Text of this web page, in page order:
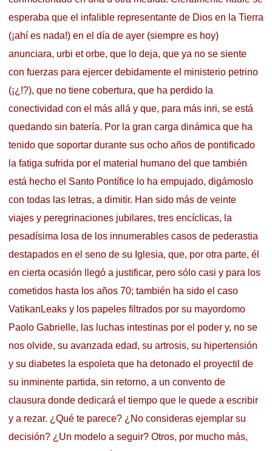
esperaba que el infalible representante de Dios en la Tierra
(¡ahí es nada!) en el día de ayer (siempre es hoy)
anunciara, urbi et orbe, que lo deja, que ya no se siente
con fuerzas para ejercer debidamente el ministerio petrino
(¡¿!?), que no tiene cobertura, que ha perdido la
conectividad con el más allá y que, para más inri, se está
quedando sin batería. Por la gran carga dinámica que ha
tenido que soportar durante sus ocho años de pontificado
la fatiga sufrida por el material humano del que también
está hecho el Santo Pontífice lo ha empujado, digámoslo
con todas las letras, a dimitir. Han sido más de veinte
viajes y peregrinaciones jubilares, tres encíclicas, la
pesadísima losa de los innumerables casos de pederastia
destapados en el seno de su Iglesia, que, por otra parte, él
en cierta ocasión llegó a justificar, pero sólo casi y para los
cometidos hasta los años 70; también ha sido el caso
VatikanLeaks y los papeles filtrados por su mayordomo
Paolo Gabrielle, las luchas intestinas por el poder y, no se
nos olvide, su avanzada edad, su artrosis, su hipertensión
y su diabetes la espoleta que ha detonado el proyectil de
su inminente partida, sin retorno, a un convento de
clausura donde dedicará el tiempo que le quede a escribir
y a rezar. ¿Qué te parece? ¿No consideras ejemplar su
decisión? ¿Un modelo a seguir? Otros, por mucho más,